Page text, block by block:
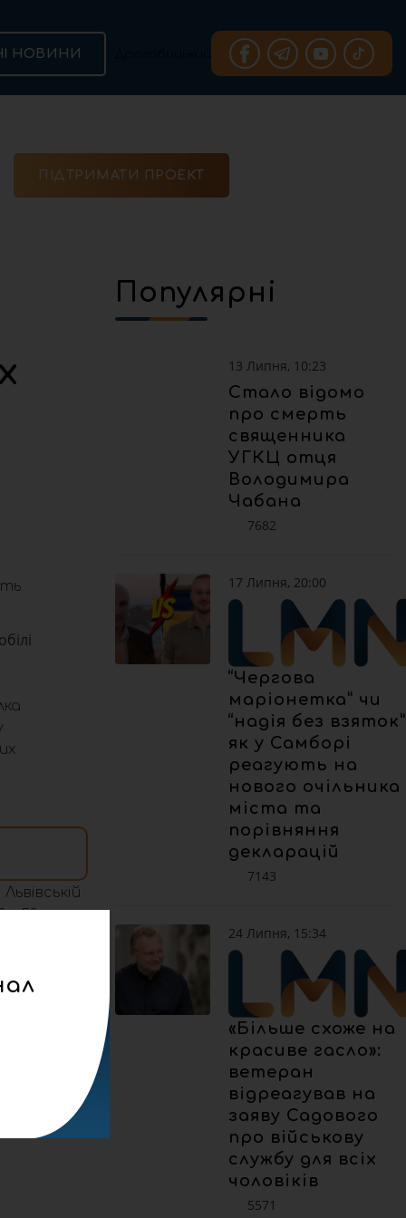
ПІДТРИМАТИ ПРОЕКТ
НОВИНИ
– 5°;
Популярні
13 Липня, 10:23
Стало відомо
про смерть
священника
УГКЦ отця
Володимира
Чабана
7682
17 Липня, 20:00
“Чергова
маріонетка” чи
“надія без
як у Самборі
реагують на
нового очільника
міста та
порівняння
декларацій
7143
24 Липня, 15:34
«Більше схоже на
красиве гасло»:
ветеран
відреагував на
заяву Садового
про військову
службу для всіх
чоловіків
5571